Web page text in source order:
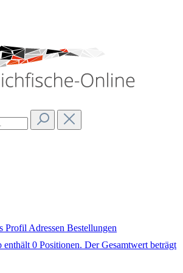
Profil Adressen Bestellungen
enthält 0 Positionen. Der Gesamtwert beträgt